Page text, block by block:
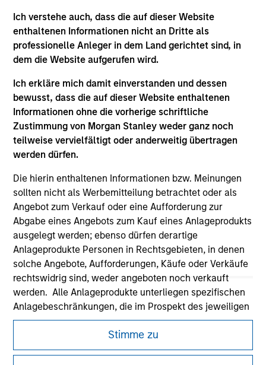
Ich verstehe auch, dass die auf dieser Website
enthaltenen Informationen nicht an Dritte als
professionelle Anleger in dem Land gerichtet sind, in
dem die Website aufgerufen wird.
Ich erkläre mich damit einverstanden und dessen
bewusst, dass die auf dieser Website enthaltenen
Informationen ohne die vorherige schriftliche
Zustimmung von Morgan Stanley weder ganz noch
teilweise vervielfältigt oder anderweitig übertragen
werden dürfen.
Die hierin enthaltenen Informationen bzw. Meinungen
sollten nicht als Werbemitteilung betrachtet oder als
Angebot zum Verkauf oder eine Aufforderung zur
Abgabe eines Angebots zum Kauf eines Anlageprodukts
ausgelegt werden; ebenso dürfen derartige
Anlageprodukte Personen in Rechtsgebieten, in denen
solche Angebote, Aufforderungen, Käufe oder Verkäufe
rechtswidrig sind, weder angeboten noch verkauft
werden. Alle Anlageprodukte unterliegen spezifischen
Anlagebeschränkungen, die im Prospekt des jeweiligen
Anlageprodukts enthalten sind.
Investment Management weder garantiert noch
Stimme zu
All investing involves risks, including a loss of principal.
Please refer to the strategy detail page for important
information on the strategy, including additional risk
considerations.
Morgan Stanley
Morgan Stanley Careers
Dieses Dokument ist ein Marketingdokument.
Nutzer müssen die Nutzungsbedingungen lesen und